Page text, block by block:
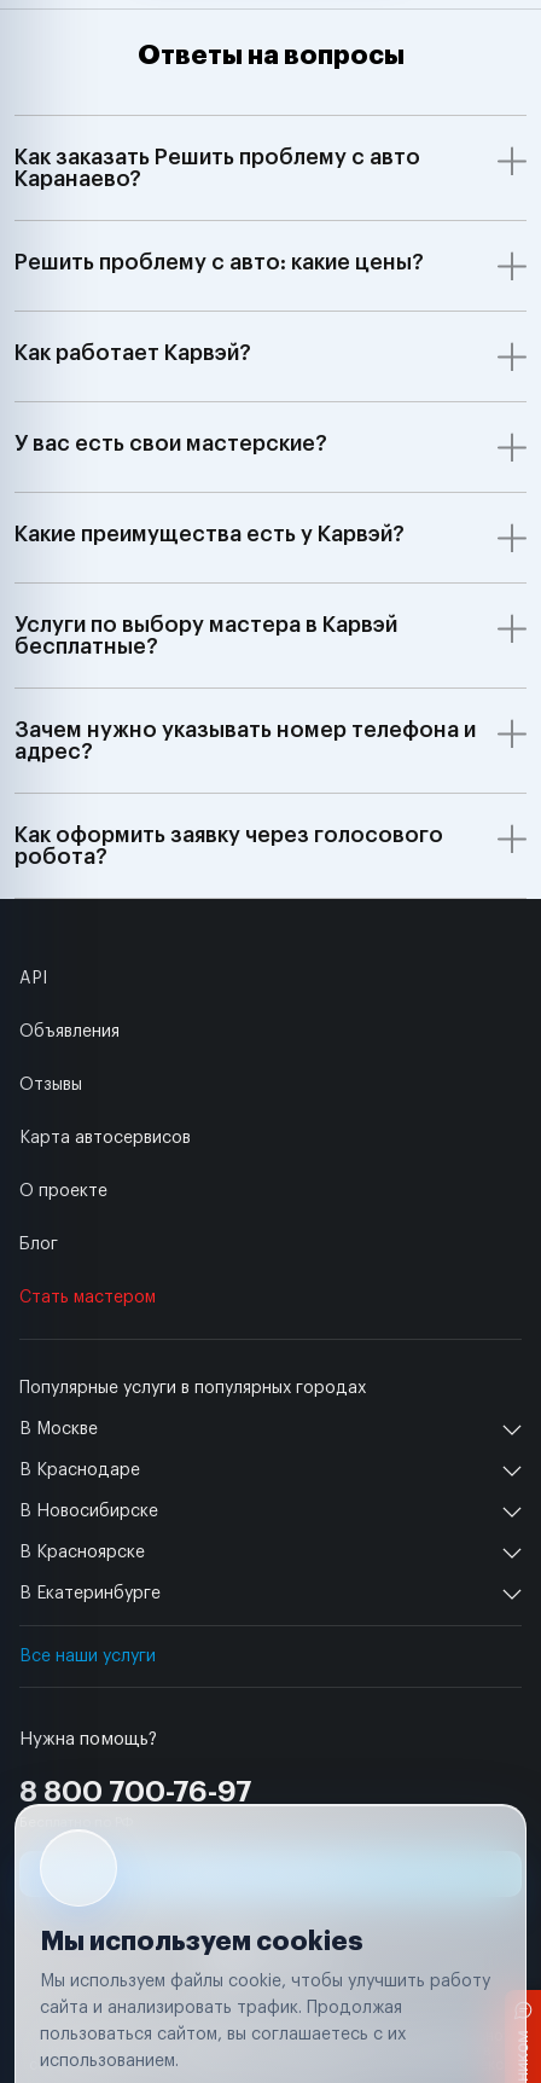
Ответы на вопросы
Как заказать Решить проблему с авто
Каранаево?
Решить проблему с авто: какие цены?
Как работает Карвэй?
У вас есть свои мастерские?
Какие преимущества есть у Карвэй?
Услуги по выбору мастера в Карвэй
бесплатные?
Зачем нужно указывать номер телефона и
адрес?
Как оформить заявку через голосового
робота?
Нужна помощь?
8 800 700-76-97
Популярные услуги в популярных городах
В Москве
В Краснодаре
В Новосибирске
В Красноярске
В Екатеринбурге
Все наши услуги
API
Объявления
Отзывы
Карта автосервисов
О проекте
Блог
Стать мастером
Условия использования
Вся информация, представленная на сайте, носит исключительно
соответствии с положениями статьи 437 (п. 2) Гражданского кодекса
Мы используем cookies
Мы используем файлы cookie, чтобы улучшить работу
сайта и анализировать трафик. Продолжая
пользоваться сайтом, вы соглашаетесь с их
использованием.